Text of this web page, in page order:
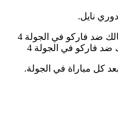
نايل.
فاركو في الجولة 4
كل مباراة في الجولة.